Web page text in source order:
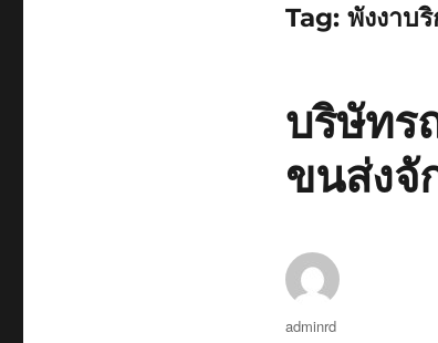
Tag: พังงาบ
บริษัทร
ขนส่งจั
Author
adminrd